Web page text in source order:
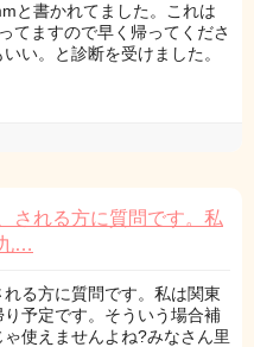
と書かれてました。これは
てますので早く帰ってくださ
い。と診断を受けました。
される方に質問です。私
…
る方に質問です。私は関東
予定です。そういう場合補
使えませんよね?みなさん里